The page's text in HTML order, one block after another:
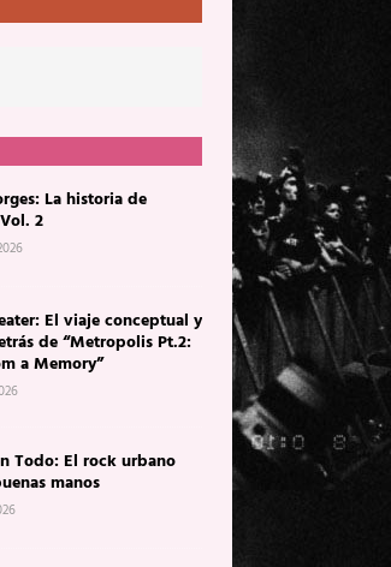
La historia de
2
El viaje conceptual y
de “Metropolis Pt.2:
a Memory”
Todo: El rock urbano
manos